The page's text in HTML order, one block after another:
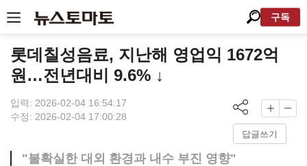
구독
롯데칠성음료, 지난해 영업익 1672억
원…전년대비 9.6% ↓
입력: 2026-02-04 16:54:17
수정: 2026-02-04 17:00:28
답글쓰기
"불확실한 대외 환경과 내수 부진 영향"